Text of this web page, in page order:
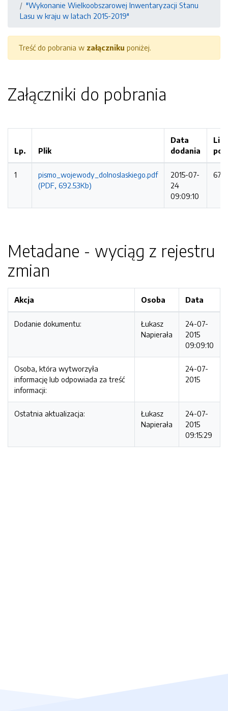
"Wykonanie Wielkoobszarowej Inwentaryzacji Stanu
Lasu w kraju w latach 2015-2019"
Treść do pobrania w załączniku poniżej.
Załączniki do pobrania
Lp. Plik
Data
dodania
1
pismo_wojewody_dolnoslaskiego.pdf
(PDF, 692.53Kb)
2015-07-
24
09:09:10
671
Metadane - wyciąg z rejestru
zmian
Akcja Osoba Data
Dodanie dokumentu:
Łukasz
Napierała
24-07-
2015
09:09:10
Osoba, która wytworzyła
informację lub odpowiada za treść
informacji:
24-07-
2015
Ostatnia aktualizacja:
Łukasz
Napierała
24-07-
2015
09:15:29